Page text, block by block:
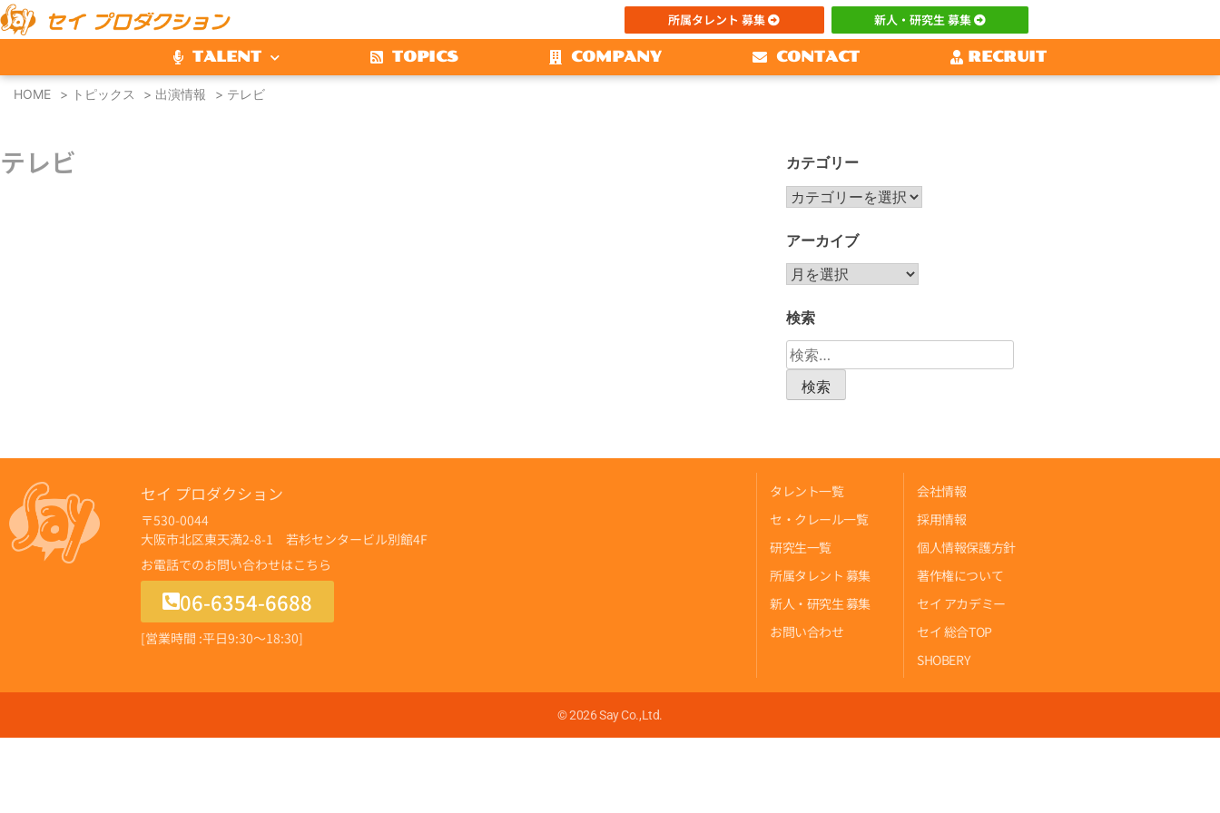
所属タレント 募集 新人・研究生 募集
TALENT TOPICS COMPANY CONTACT RECRUIT
HOME > トピックス > 出演情報 > テレビ
テレビ カテゴリー
アーカイブ
検索
セイ プロダクション
〒530-0044
大阪市北区東天満2-8-1 若杉センタービル別館4F
お電話でのお問い合わせはこちら
06-6354-6688
[営業時間 :平日9:30〜18:30]
タレント一覧
セ・クレール一覧
研究生一覧
所属タレント 募集
新人・研究生 募集
お問い合わせ
会社情報
採用情報
個人情報保護方針
著作権について
セイ アカデミー
セイ 総合TOP
SHOBERY
© 2026 Say Co.,Ltd.